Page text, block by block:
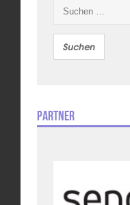
nach:
Partner